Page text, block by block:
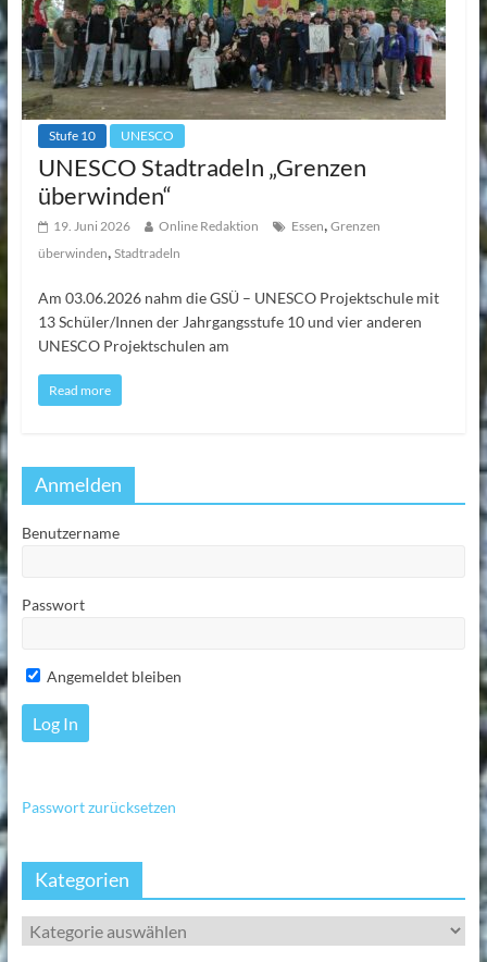
Stufe 10 UNESCO
UNESCO Stadtradeln „Grenzen
überwinden“
19. Juni 2026 Online Redaktion Essen Grenzen
überwinden Stadtradeln
Am 03.06.2026 nahm die GSÜ – UNESCO Projektschule mit
13 Schüler/Innen der Jahrgangsstufe 10 und vier anderen
UNESCO Projektschulen am
Read more
Anmelden
Benutzername
Passwort
Angemeldet bleiben
Passwort zurücksetzen
Kategorien